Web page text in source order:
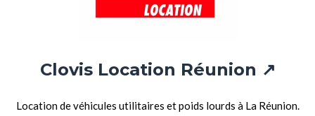
Clovis Location Réunion ↗
Location de véhicules utilitaires et poids lourds à La Réunion.